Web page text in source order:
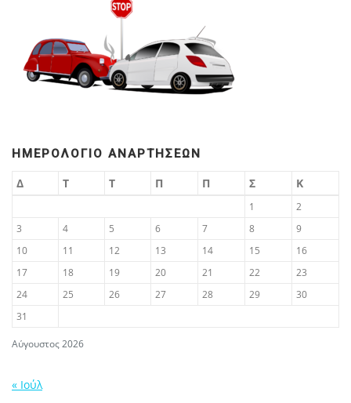
ΗΜΕΡΟΛΌΓΙΟ ΑΝΑΡΤΉΣΕΩΝ
Αύγουστος 2026
Δ Τ Τ Π Π Σ Κ
1
2
3
4 5 6 7 8
9
10
11 12 13 14 15
16
17
18 19 20 21 22
23
24
25 26 27 28 29
30
31
« Ιούλ